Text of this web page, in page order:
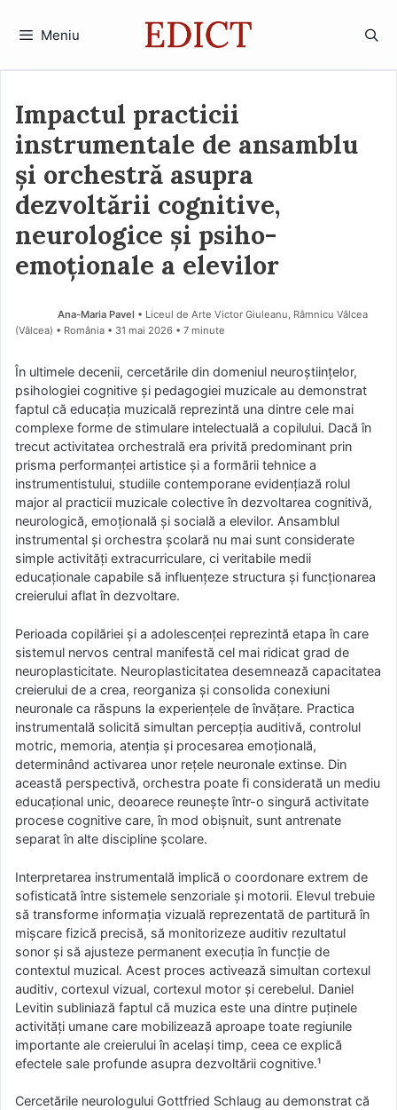
Meniu
Impactul practicii
instrumentale de ansamblu
și orchestră asupra
dezvoltării cognitive,
neurologice și psiho-
emoționale a elevilor
Ana-Maria Pavel • Liceul de Arte Victor Giuleanu, Râmnicu Vâlcea
(Vâlcea) • România
31 mai 2026 • 7 minute
În ultimele decenii, cercetările din domeniul neuroștiințelor,
psihologiei cognitive și pedagogiei muzicale au demonstrat
faptul că educația muzicală reprezintă una dintre cele mai
complexe forme de stimulare intelectuală a copilului. Dacă în
trecut activitatea orchestrală era privită predominant prin
prisma performanței artistice și a formării tehnice a
instrumentistului, studiile contemporane evidențiază rolul
major al practicii muzicale colective în dezvoltarea cognitivă,
neurologică, emoțională și socială a elevilor. Ansamblul
instrumental și orchestra școlară nu mai sunt considerate
simple activități extracurriculare, ci veritabile medii
educaționale capabile să influențeze structura și funcționarea
creierului aflat în dezvoltare.
Perioada copilăriei și a adolescenței reprezintă etapa în care
sistemul nervos central manifestă cel mai ridicat grad de
neuroplasticitate. Neuroplasticitatea desemnează capacitatea
creierului de a crea, reorganiza și consolida conexiuni
neuronale ca răspuns la experiențele de învățare. Practica
instrumentală solicită simultan percepția auditivă, controlul
motric, memoria, atenția și procesarea emoțională,
determinând activarea unor rețele neuronale extinse. Din
această perspectivă, orchestra poate fi considerată un mediu
educațional unic, deoarece reunește într-o singură activitate
procese cognitive care, în mod obișnuit, sunt antrenate
separat în alte discipline școlare.
Interpretarea instrumentală implică o coordonare extrem de
sofisticată între sistemele senzoriale și motorii. Elevul trebuie
să transforme informația vizuală reprezentată de partitură în
mișcare fizică precisă, să monitorizeze auditiv rezultatul
sonor și să ajusteze permanent execuția în funcție de
contextul muzical. Acest proces activează simultan cortexul
auditiv, cortexul vizual, cortexul motor și cerebelul. Daniel
Levitin subliniază faptul că muzica este una dintre puținele
activități umane care mobilizează aproape toate regiunile
importante ale creierului în același timp, ceea ce explică
efectele sale profunde asupra dezvoltării cognitive.¹
Cercetările neurologului Gottfried Schlaug au demonstrat că